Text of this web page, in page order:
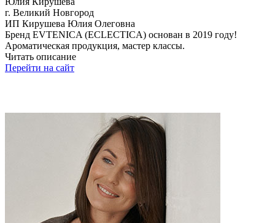
г. Великий Новгород
ИП Кирушева Юлия Олеговна
Бренд EVTENICA (ECLECTICA) основан в 2019 году!
Ароматическая продукция, мастер классы.
Читать описание
Перейти на сайт